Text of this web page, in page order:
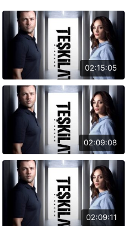
02:15:05
02:09:08
02:09:11